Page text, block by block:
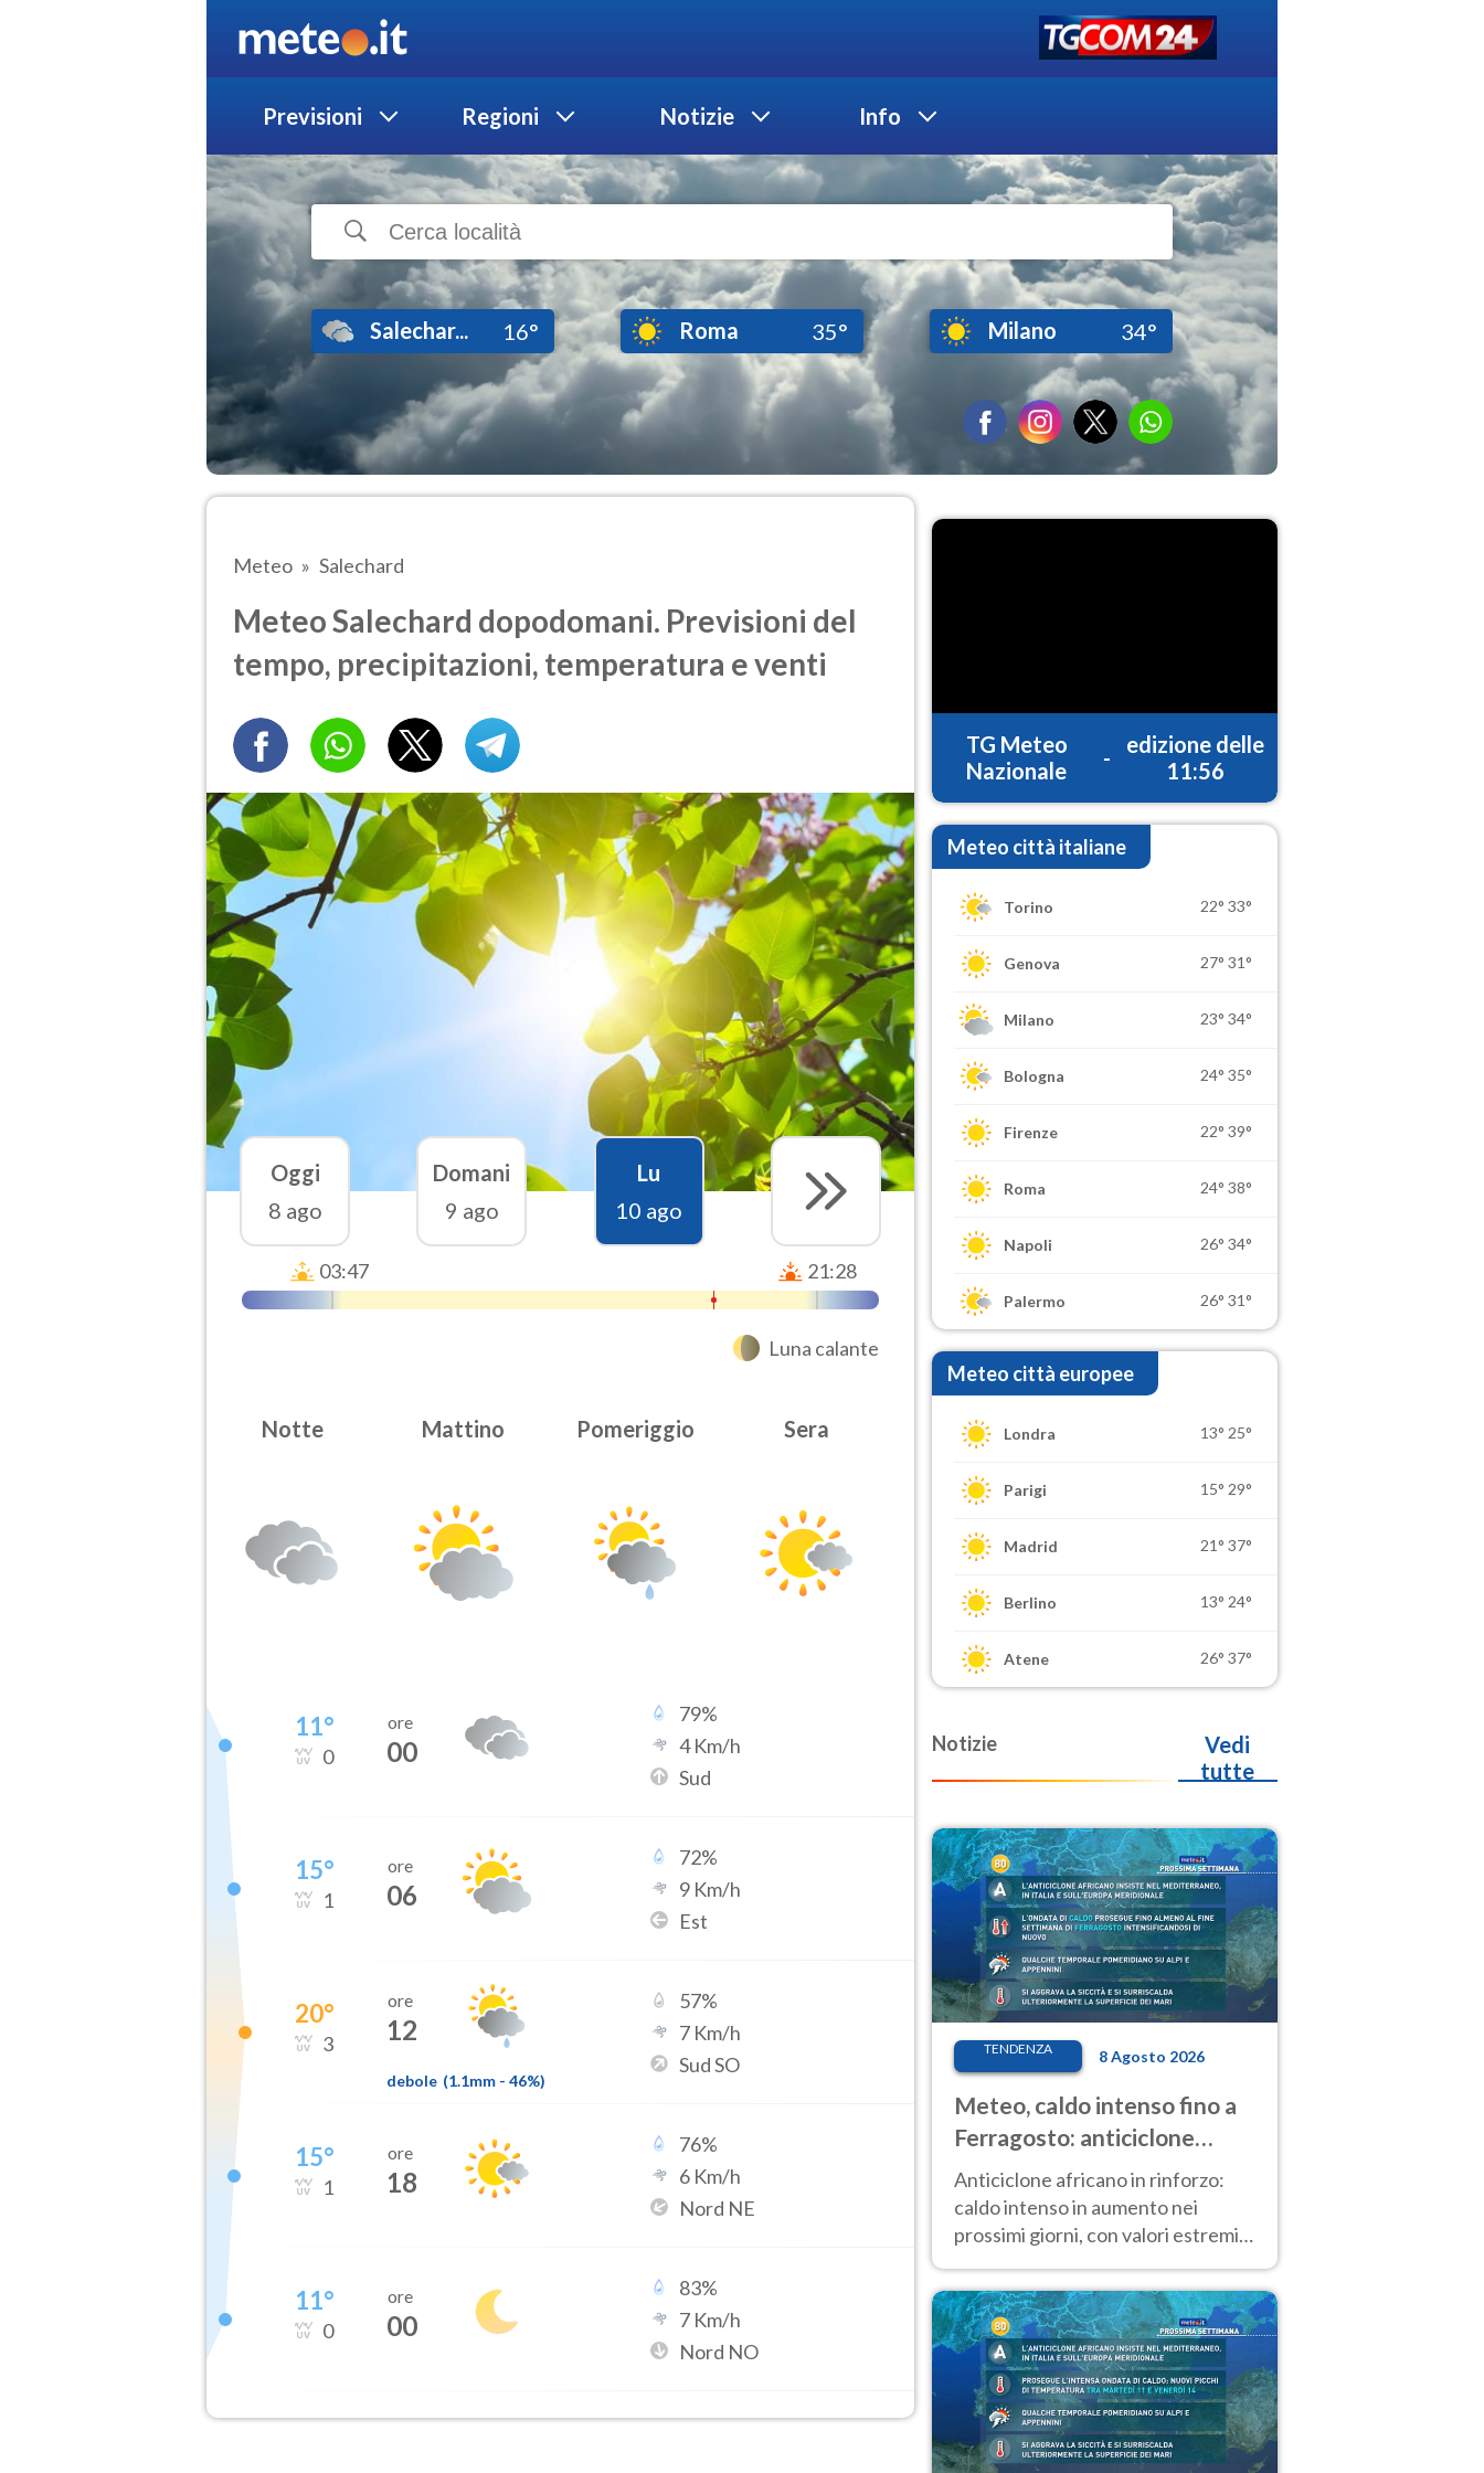
Previsioni Regioni Notizie Info
Salechar... 16° Roma 35° Milano 34°
Meteo Salechard
Meteo Salechard dopodomani. Previsioni del
tempo, precipitazioni, temperatura e venti
Oggi
8 ago
Domani
9 ago
Lu
10 ago
03:47 21:28
Luna calante
Notte Mattino Pomeriggio Sera
11°
0
ore
00
79%
4Km/h
Sud
15°
1
ore
06
72%
9 Km/h
Est
20°
3
ore
12
debole (1.1mm - 46%)
57%
7 Km/h
Sud SO
15°
1
ore
18
76%
6 Km/h
Nord NE
11°
0
ore
00
83%
7 Km/h
Nord NO
TG Meteo
Nazionale
-
edizione delle
11:56
Meteo città italiane
Torino 22° 33°
Genova 27° 31°
Milano 23° 34°
Bologna 24° 35°
Firenze 22° 39°
Roma 24° 38°
Napoli 26° 34°
Palermo 26° 31°
Meteo città europee
Londra 13° 25°
Parigi 15° 29°
Madrid 21° 37°
Berlino 13° 24°
Atene 26° 37°
Notizie
Vedi
tutte
TENDENZA 8 Agosto 2026
Meteo, caldo intenso fino a
Ferragosto: anticiclone
africano ancora
protagonista
Anticiclone africano in rinforzo:
caldo intenso in aumento nei
prossimi giorni, con valori estremi
d’Italia